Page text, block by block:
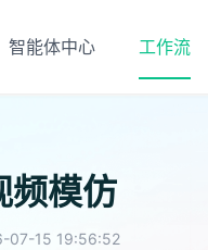
智能体中心 工作流
频模仿
07-15 19:56:52